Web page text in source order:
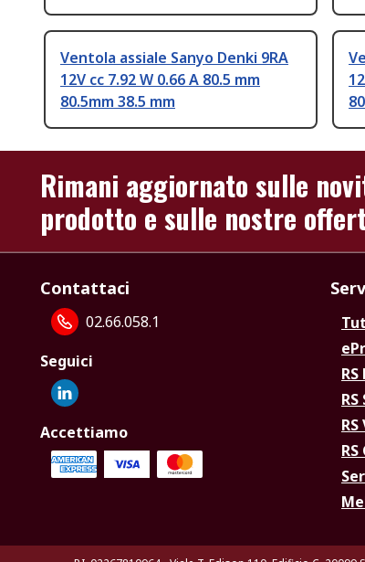
Ventola assiale Sanyo Denki 9RA
12V cc 7.92 W 0.66 A 80.5 mm
80.5mm 38.5 mm
Rimani aggiornato sulle
prodotto e sulle nostre
Contattaci
02.66.058.1
Seguici
Accettiamo